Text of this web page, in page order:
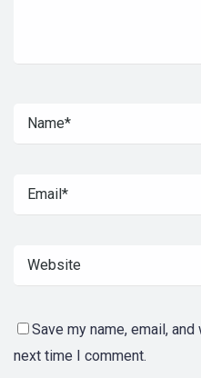
Save my name, email,
next time I comment.